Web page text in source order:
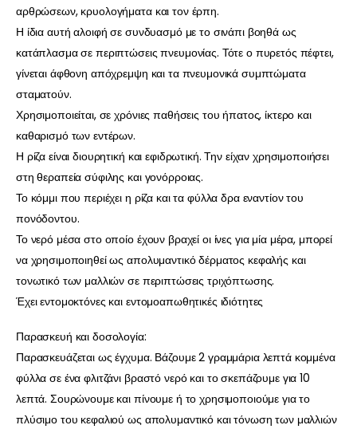
αρθρώσεων, κρυολογήματα και τον έρπη.
Η ίδια αυτή αλοιφή σε συνδυασμό με το σινάπι βοηθά ως
κατάπλασμα σε περιπτώσεις πνευμονίας. Τότε ο πυρετός πέφτει,
γίνεται άφθονη απόχρεμψη και τα πνευμονικά συμπτώματα
σταματούν.
Χρησιμοποιείται, σε χρόνιες παθήσεις του ήπατος, ίκτερο και
καθαρισμό των εντέρων.
Η ρίζα είναι διουρητική και εφιδρωτική. Την είχαν χρησιμοποιήσει
στη θεραπεία σύφιλης και γονόρροιας.
Το κόμμι που περιέχει η ρίζα και τα φύλλα δρα εναντίον του
πονόδοντου.
Το νερό μέσα στο οποίο έχουν βραχεί οι ίνες για μία μέρα, μπορεί
να χρησιμοποιηθεί ως απολυμαντικό δέρματος κεφαλής και
τονωτικό των μαλλιών σε περιπτώσεις τριχόπτωσης.
Έχει εντομοκτόνες και εντομοαπωθητικές ιδιότητες
Παρασκευή και δοσολογία:
Παρασκευάζεται ως έγχυμα. Βάζουμε 2 γραμμάρια λεπτά κομμένα
φύλλα σε ένα φλιτζάνι βραστό νερό και το σκεπάζουμε για 10
λεπτά. Σουρώνουμε και πίνουμε ή το χρησιμοποιούμε για το
πλύσιμο του κεφαλιού ως απολυμαντικό και τόνωση των μαλλιών